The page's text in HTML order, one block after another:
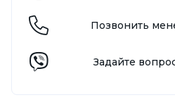
Позвонить
Задайте